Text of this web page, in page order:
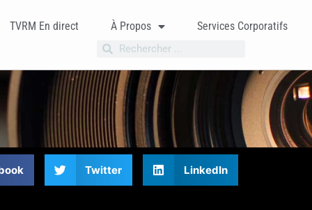
TVRM En direct À Propos Services Corporatifs
Twitter LinkedIn